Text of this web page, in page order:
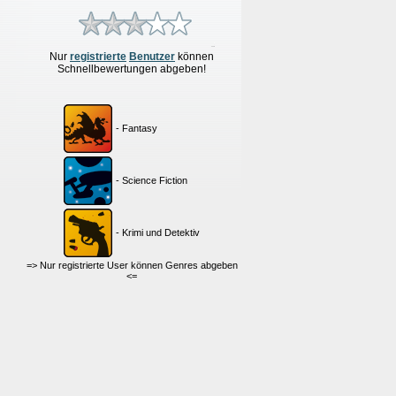
Nur registrierte Benutzer können
Schnellbewertungen abgeben!
- Fantasy
- Science Fiction
- Krimi und Detektiv
=> Nur registrierte User können Genres abgeben
<=